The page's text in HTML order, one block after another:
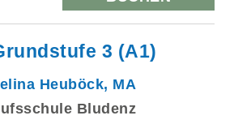
3 (A1)
Heuböck, MA
Bludenz